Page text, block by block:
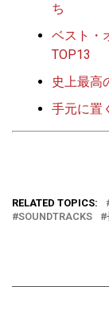
ち
ベスト・
TOP13
史上最高
手元に置
RELATED TOPICS:
SOUNDTRACKS